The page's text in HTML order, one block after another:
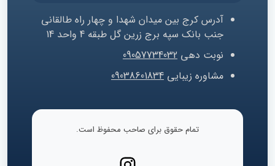
آدرس کرج بین میدان شهدا و چهار راه طالقانی
جنب بانک سپه برج زرین گل طبقه 4 واحد 14
نوبت دهی 09057734032
مشاوره زیبایی 09038601834
تمام حقوق برای صاحب محفوظ است.